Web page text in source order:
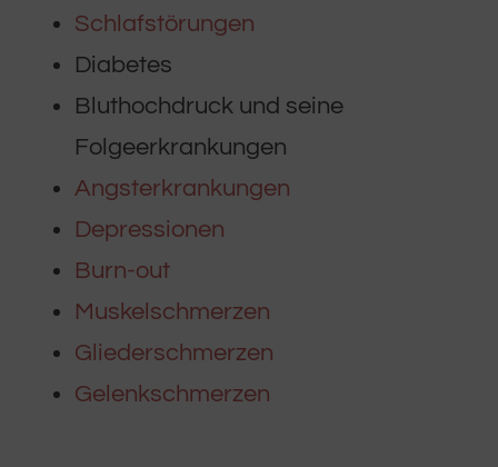
Schlafstörungen
Diabetes
Bluthochdruck und seine
Folgeerkrankungen
Angsterkrankungen
Depressionen
Burn-out
Muskelschmerzen
Gliederschmerzen
Gelenkschmerzen